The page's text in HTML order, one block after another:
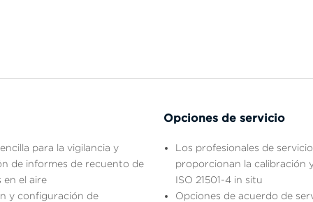
para la vigilancia y
de informes de recuento de
en el aire
y configuración de
Opciones de servicio
Los profesionales de
proporcionan la calibración
ISO 21501-4 in situ
Opciones de acuerdo de